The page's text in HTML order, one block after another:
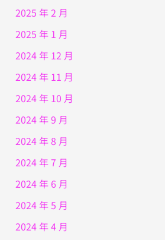
2025 年 2 月
2025 年 1 月
2024 年 12 月
2024 年 11 月
2024 年 10 月
2024 年 9 月
2024 年 8 月
2024 年 7 月
2024 年 6 月
2024 年 5 月
2024 年 4 月